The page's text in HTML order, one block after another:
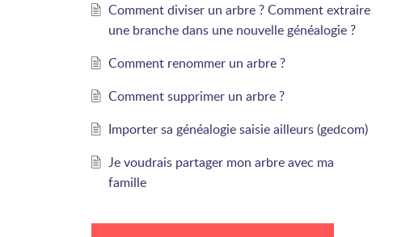
Comment diviser un arbre ? Comment extraire
une branche dans une nouvelle généalogie ?
Comment renommer un arbre ?
Comment supprimer un arbre ?
Importer sa généalogie saisie ailleurs (gedcom)
Je voudrais partager mon arbre avec ma
famille